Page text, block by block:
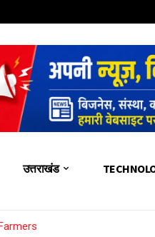
उत्तराखंड
Start Small